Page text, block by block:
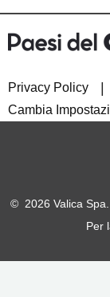
Privacy Policy
Cambia
© 2026 Valica Spa.
Per